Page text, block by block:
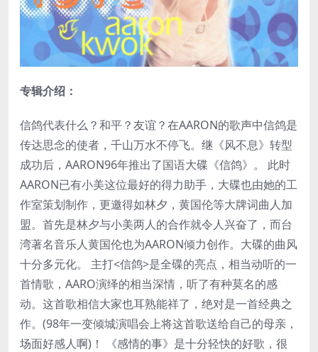
专辑介绍：
信鸽代表什么？和平？友谊？在AARON的歌声中信鸽是
传达思念的使者，千山万水不停飞。继《风不息》转型
成功后，AARON96年推出了国语大碟《信鸽》。 此时
AARON已有小美这位最好的得力助手，大碟也由她的工
作室策划制作，更邀得如林夕，黄国伦等大牌词曲人加
盟。首先是林夕与小美两人的合作就令人兴奋了，而台
湾著名音乐人黄国伦也为AARON倾力创作。大碟的曲风
十分多元化。 主打<信鸽>是全碟的亮点，相当动听的一
首情歌，AARO演绎的相当深情，听了有种莫名的感
动。这首歌相信大家也耳熟能祥了，绝对是一首经典之
作。(98年一变倾城演唱会上将这首歌送给自己的母亲，
场面好感人啊)！ 《感情的事》是十分轻快的好歌，很